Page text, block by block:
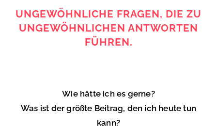
UNGEWÖHNLICHE FRAGEN, DIE ZU
UNGEWÖHNLICHEN ANTWORTEN
FÜHREN.
Wie hätte ich es gerne?
Was ist der größte Beitrag, den ich heute tun
kann?